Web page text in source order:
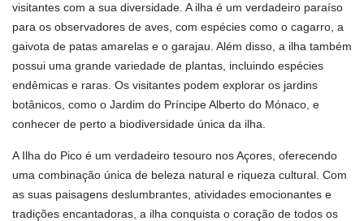
visitantes com a sua diversidade. A ilha é um verdadeiro paraíso
para os observadores de aves, com espécies como o cagarro, a
gaivota de patas amarelas e o garajau. Além disso, a ilha também
possui uma grande variedade de plantas, incluindo espécies
endêmicas e raras. Os visitantes podem explorar os jardins
botânicos, como o Jardim do Príncipe Alberto do Mónaco, e
conhecer de perto a biodiversidade única da ilha.
A Ilha do Pico é um verdadeiro tesouro nos Açores, oferecendo
uma combinação única de beleza natural e riqueza cultural. Com
as suas paisagens deslumbrantes, atividades emocionantes e
tradições encantadoras, a ilha conquista o coração de todos os